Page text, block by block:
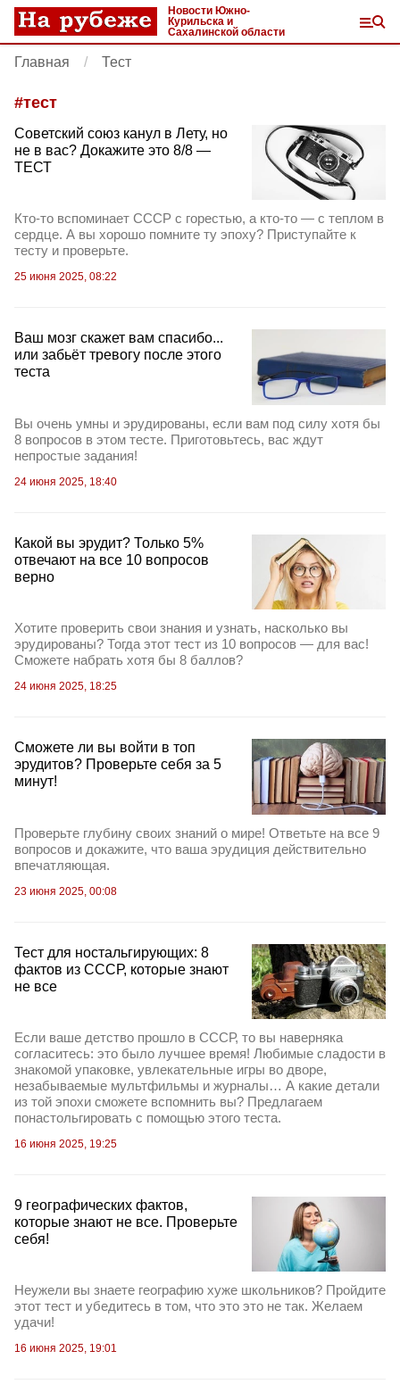
Новости Южно-
Курильска и
Сахалинской области
Главная Тест
#тест
Советский союз канул в Лету, но
не в вас? Докажите это 8/8 —
ТЕСТ
Кто-то вспоминает СССР с горестью, а кто-то — с теплом в
сердце. А вы хорошо помните ту эпоху? Приступайте к
тесту и проверьте.
25 июня 2025, 08:22
Ваш мозг скажет вам спасибо...
или забьёт тревогу после этого
теста
Вы очень умны и эрудированы, если вам под силу хотя бы
8 вопросов в этом тесте. Приготовьтесь, вас ждут
непростые задания!
24 июня 2025, 18:40
Какой вы эрудит? Только 5%
отвечают на все 10 вопросов
верно
Хотите проверить свои знания и узнать, насколько вы
эрудированы? Тогда этот тест из 10 вопросов — для вас!
Сможете набрать хотя бы 8 баллов?
24 июня 2025, 18:25
Сможете ли вы войти в топ
эрудитов? Проверьте себя за 5
минут!
Проверьте глубину своих знаний о мире! Ответьте на все 9
вопросов и докажите, что ваша эрудиция действительно
впечатляющая.
23 июня 2025, 00:08
Тест для ностальгирующих: 8
фактов из СССР, которые знают
не все
Если ваше детство прошло в СССР, то вы наверняка
согласитесь: это было лучшее время! Любимые сладости в
знакомой упаковке, увлекательные игры во дворе,
незабываемые мультфильмы и журналы… А какие детали
из той эпохи сможете вспомнить вы? Предлагаем
понастольгировать с помощью этого теста.
16 июня 2025, 19:25
9 географических фактов,
которые знают не все. Проверьте
себя!
Неужели вы знаете географию хуже школьников? Пройдите
этот тест и убедитесь в том, что это это не так. Желаем
удачи!
16 июня 2025, 19:01